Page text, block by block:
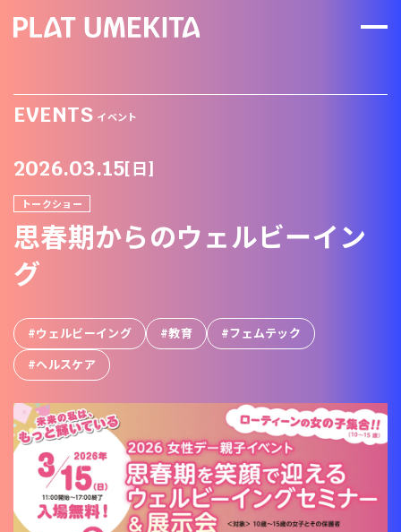
EVENTS イベント
2026.03.15[日]
トークショー
思春期からのウェルビーイン
グ
ウェルビーイング 教育
フェムテック
ヘルスケア